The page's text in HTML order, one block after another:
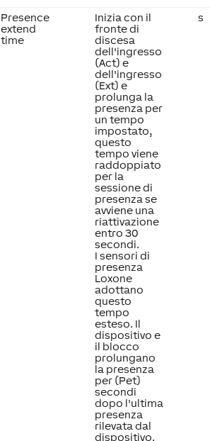
Presence
extend
time
Inizia con il
fronte di
discesa
dell'ingresso
(Act) e
dell'ingresso
(Ext) e
prolunga la
presenza per
un tempo
impostato,
questo
tempo viene
raddoppiato
per la
sessione di
presenza se
avviene una
riattivazione
entro 30
secondi.
I sensori di
presenza
Loxone
adottano
questo
tempo
esteso. Il
dispositivo e
il blocco
prolungano
la presenza
per (Pet)
secondi
dopo l'ultima
presenza
rilevata dal
dispositivo.
s